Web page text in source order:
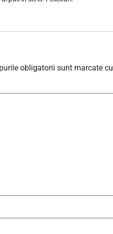
obligatorii sunt marcate cu